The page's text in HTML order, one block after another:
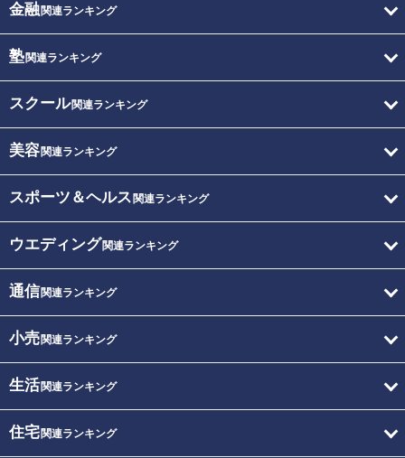
金融関連ランキング
塾関連ランキング
スクール関連ランキング
美容関連ランキング
スポーツ＆ヘルス 関連ランキング
ウエディング関連ランキング
通信関連ランキング
小売関連ランキング
生活関連ランキング
住宅関連ランキング